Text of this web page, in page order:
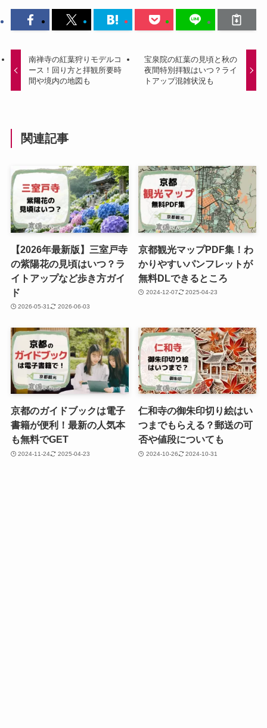
南禅寺の紅葉狩りモデルコ
ース！回り方と拝観所要時
間や境内の地図も
宝泉院の紅葉の見頃と秋の
夜間特別拝観はいつ？ライ
トアップ混雑状況も
関連記事
【2026年最新版】三室戸寺
の紫陽花の見頃はいつ？ラ
イトアップなど歩き方ガイ
ド
2026-05-31 2026-06-03
京都観光マップPDF集！わ
かりやすいパンフレットが
無料DLできるところ
2024-12-07 2025-04-23
京都のガイドブックは電子
書籍が便利！最新の人気本
も無料でGET
2024-11-24 2025-04-23
仁和寺の御朱印切り絵はい
つまでもらえる？郵送の可
否や値段についても
2024-10-26 2024-10-31